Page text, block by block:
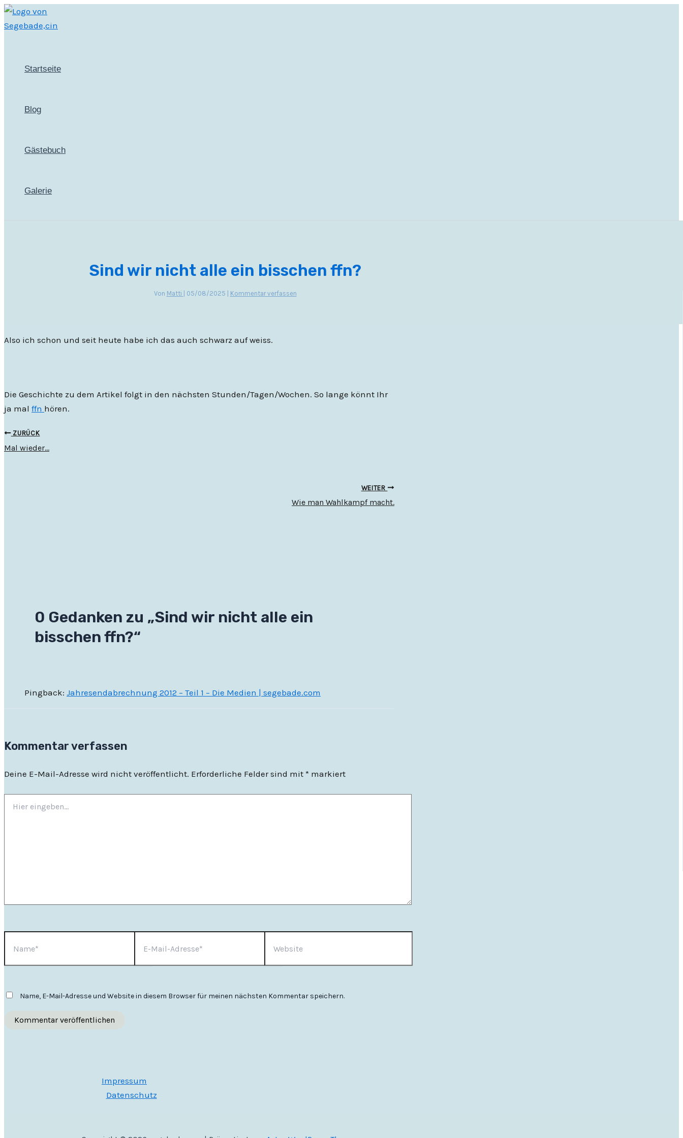
Zum
Inhalt
Startseite
Blog
Gästebuch
Galerie
Sind wir nicht alle ein bisschen ffn?
Von Matti | 05/08/2025 | Kommentar verfassen
Also ich schon und seit heute habe ich das auch schwarz auf weiss.
Die Geschichte zu dem Artikel folgt in den nächsten Stunden/Tagen/Wochen. So lange könnt Ihr
ja mal ffn hören.
ZURÜCK
Mal wieder…
WEITER
Wie man Wahlkampf macht.
0 Gedanken zu „Sind wir nicht alle ein
bisschen ffn?“
Pingback: Jahresendabrechnung 2012 – Teil 1 – Die Medien | segebade.com
Kommentar verfassen
Deine E-Mail-Adresse wird nicht veröffentlicht. Erforderliche Felder sind mit * markiert
eingeben…
Mail-
Name, E-Mail-Adresse und Website in diesem Browser für meinen nächsten Kommentar speichern.
Impressum
Datenschutz